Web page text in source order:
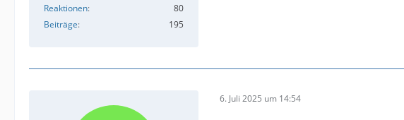
Reaktionen
80
Beiträge
195
6. Juli 2025 um 14:54